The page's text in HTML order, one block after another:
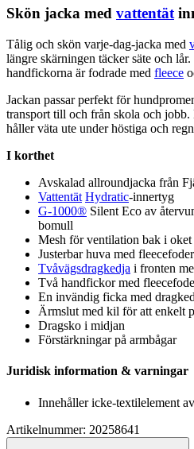
Skön jacka med vattentät
Tålig och skön varje-dag-jacka med
längre skärningen täcker säte och
handfickorna är fodrade med fleece
Jackan passarperfekt för
transport till och från skola och jobb.
håller väta ute under höstiga och
I korthet
Avskalad allroundjacka från
Vattentät Hydratic-innertyg
G-1000® Silent Eco av
bomull
Mesh för ventilation bak i oket
Justerbar huva med fleecefoder
Tvåvägsdragkedja i fronten
Två handfickor med fleece
En invändig ficka med
Ärmslut med kil för att enkelt
Dragsko i midjan
Förstärkningar på armbågar
Juridisk information & varningar
Innehåller icke-textilelement
Artikelnummer: 20258641